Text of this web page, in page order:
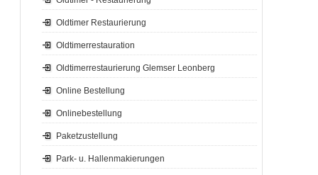
Oldtimer Restaurierung
Oldtimerrestauration
Oldtimerrestaurierung Glemser Leonberg
Online Bestellung
Onlinebestellung
Paketzustellung
Park- u. Hallenmakierungen